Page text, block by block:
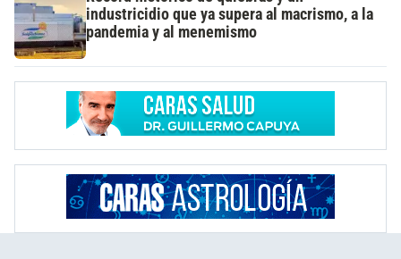
industricidio que ya supera al macrismo, a la
pandemia y al menemismo